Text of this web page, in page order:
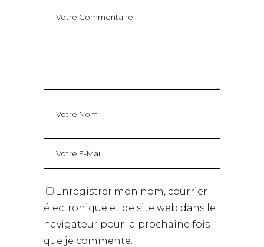
Enregistrer mon nom, courrier
électronique et de site web dans le
navigateur pour la prochaine fois
que je commente.